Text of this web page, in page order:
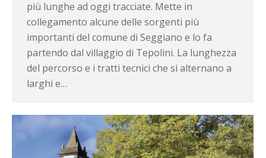
più lunghe ad oggi tracciate. Mette in
collegamento alcune delle sorgenti più
importanti del comune di Seggiano e lo fa
partendo dal villaggio di Tepolini. La lunghezza
del percorso e i tratti tecnici che si alternano a
larghi e…